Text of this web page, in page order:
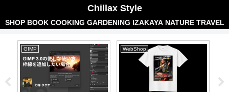
Chillax Style
SHOP BOOK COOKING GARDENING IZAKAYA NATURE TRAVEL
GIMP WebShop